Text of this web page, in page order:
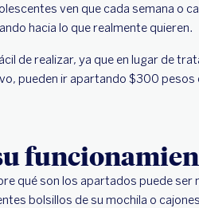
ven que cada semana o
hacia lo que realmente quieren.
de realizar, ya que en lugar de
pueden ir apartando $300
qué son los apartados puede ser
bolsillos de su mochila o